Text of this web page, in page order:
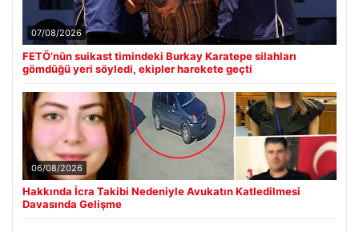
07/08/2026
FETÖ’nün suikast timindeki Burkay Karatepe silahları
gömdüğü yeri söyledi, ekipler harekete geçti
06/08/2026
Hakkında İcra Takibi Nedeniyle Avukatın Katledilmesi
Davasında Gelişme